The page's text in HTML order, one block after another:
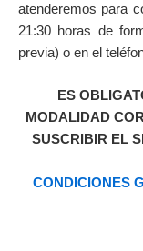
atenderemos para
21:30 horas de
previa) o en el
ES
MODALIDAD
SUSCRIBIR EL
CONDICIONES